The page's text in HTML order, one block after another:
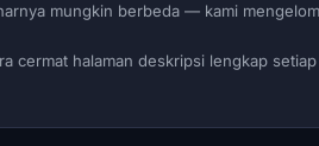
mungkin berbeda — kami
cermat halaman deskripsi lengkap